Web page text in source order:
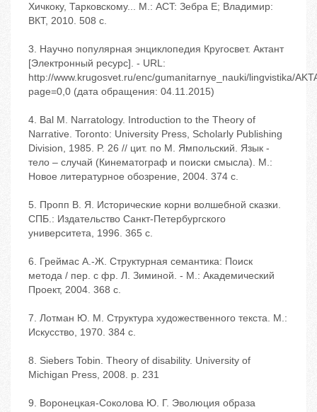
Хичкоку, Тарковскому... М.: ACT: Зебра Е; Владимир:
ВКТ, 2010. 508 с.
3. Научно популярная энциклопедия Кругосвет. Актант
[Электронный ресурс]. - URL:
http://www.krugosvet.ru/enc/gumanitarnye_nauki/lingvistika/
page=0,0 (дата обращения: 04.11.2015)
4. Bal M. Narratology. Introduction to the Theory of
Narrative. Toronto: University Press, Scholarly Publishing
Division, 1985. P. 26 // цит. по М. Ямпольский. Язык -
тело – случай (Кинематограф и поиски смысла). М.:
Новое литературное обозрение, 2004. 374 с.
5. Пропп В. Я. Исторические корни волшебной сказки.
СПБ.: Издательство Санкт-Петербургского
университета, 1996. 365 с.
6. Греймас А.-Ж. Структурная семантика: Поиск
метода / пер. с фр. Л. Зиминой. - М.: Академический
Проект, 2004. 368 с.
7. Лотман Ю. М. Структура художественного текста. М.:
Искусство, 1970. 384 с.
8. Siebers Tobin. Theory of disability. University of
Michigan Press, 2008. p. 231
9. Воронецкая-Соколова Ю. Г. Эволюция образа